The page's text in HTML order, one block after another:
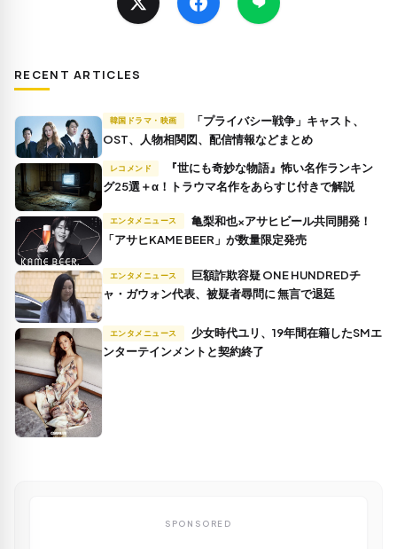
RECENT ARTICLES
韓国ドラマ・映画
OST、人物相関図、配信情報などまとめ
レコメンド
グ25選＋α！トラウマ名作をあらすじ付きで解説
エンタメニュース
「アサヒKAME BEER」が数量限定発売
エンタメニュース
ャ・ガウォン代表、被疑者尋問に 無言で退廷
エンタメニュース
ンターテインメントと契約終了
SPONSORED